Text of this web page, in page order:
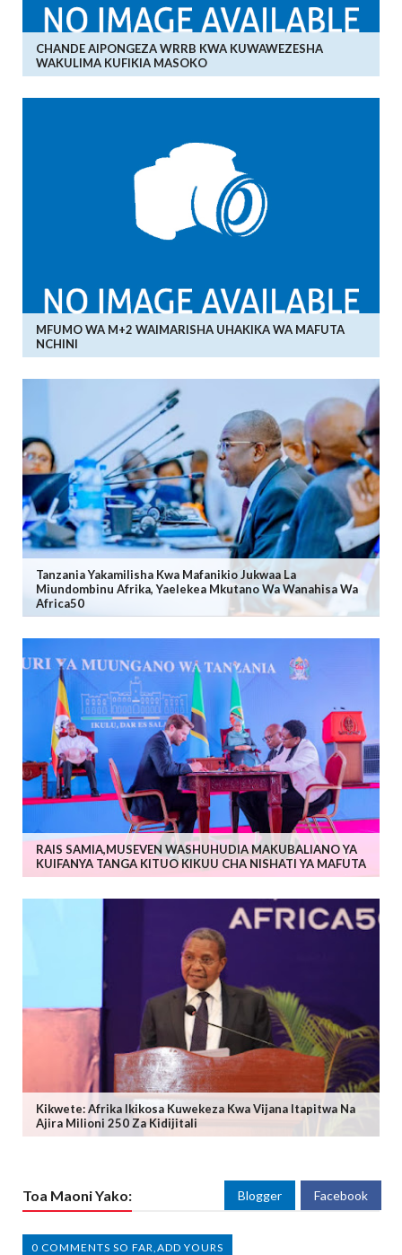
CHANDE AIPONGEZA WRRB KWA KUWAWEZESHA
WAKULIMA KUFIKIA MASOKO
MFUMO WA M+2 WAIMARISHA UHAKIKA WA MAFUTA
NCHINI
Tanzania Yakamilisha Kwa Mafanikio Jukwaa La
Miundombinu Afrika, Yaelekea Mkutano Wa Wanahisa Wa
Africa50
RAIS SAMIA,MUSEVEN WASHUHUDIA MAKUBALIANO YA
KUIFANYA TANGA KITUO KIKUU CHA NISHATI YA MAFUTA
Kikwete: Afrika Ikikosa Kuwekeza Kwa Vijana Itapitwa Na
Ajira Milioni 250 Za Kidijitali
Toa Maoni Yako: Blogger Facebook
0 COMMENTS SO FAR,ADD YOURS